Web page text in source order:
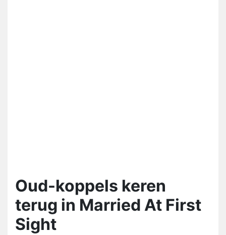
Oud-koppels keren
terug in Married At First
Sight